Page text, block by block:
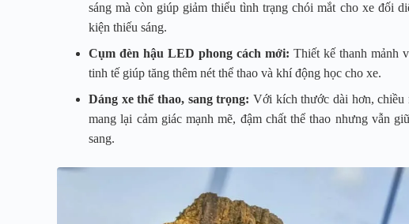
sáng mà còn giúp giảm thiểu tình trạng chói mắt cho xe đối
kiện thiếu sáng.
Cụm đèn hậu LED phong cách mới: Thiết kế thanh mảnh
tinh tế giúp tăng thêm nét thể thao và khí động học cho xe.
Dáng xe thể thao, sang trọng: Với kích thước dài hơn, chiều
mang lại cảm giác mạnh mẽ, đậm chất thể thao nhưng vẫn
sang.